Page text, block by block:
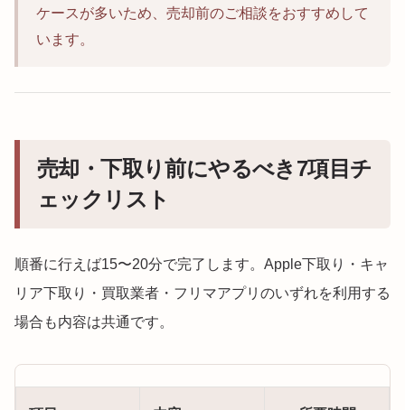
ケースが多いため、売却前のご相談をおすすめして
います。
売却・下取り前にやるべき7項目チ
ェックリスト
順番に行えば15〜20分で完了します。Apple下取り・キャ
リア下取り・買取業者・フリマアプリのいずれを利用する
場合も内容は共通です。